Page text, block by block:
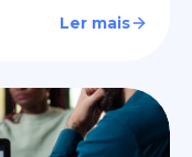
Ler mais